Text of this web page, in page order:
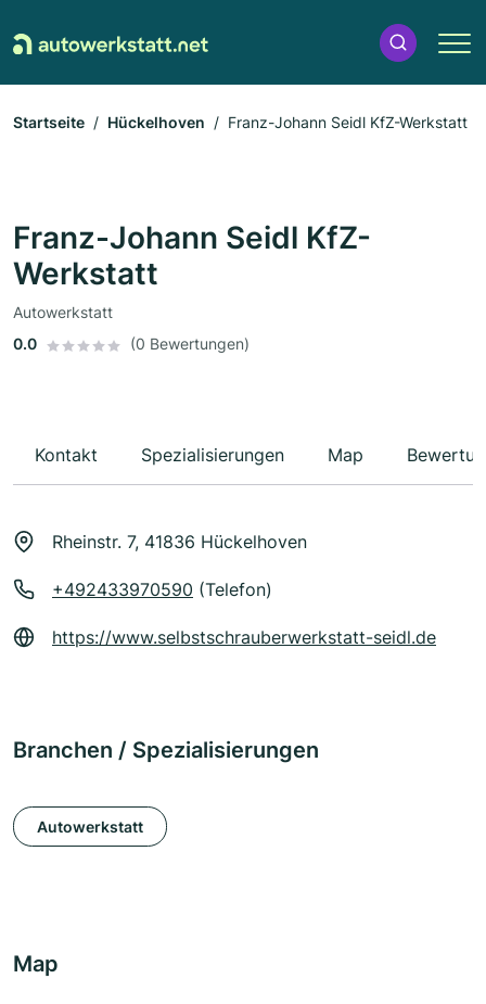
Startseite Hückelhoven Franz-Johann Seidl KfZ-Werkstatt
Franz-Johann Seidl KfZ-
Werkstatt
Autowerkstatt
0.0
(0 Bewertungen)
Kontakt Spezialisierungen Map
Rheinstr. 7, 41836 Hückelhoven
+492433970590 (Telefon)
https://www.selbstschrauberwerkstatt-seidl.de
Branchen / Spezialisierungen
Autowerkstatt
Map